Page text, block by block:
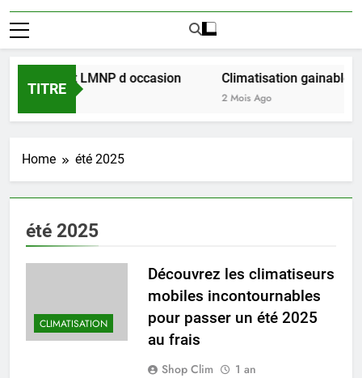
TITRE
l achat LMNP d occasion Climatisation gainable
2 Mois Ago
Home été 2025
été 2025
CLIMATISATION
Découvrez les climatiseurs
mobiles incontournables
pour passer un été 2025
au frais
Shop Clim
1 an